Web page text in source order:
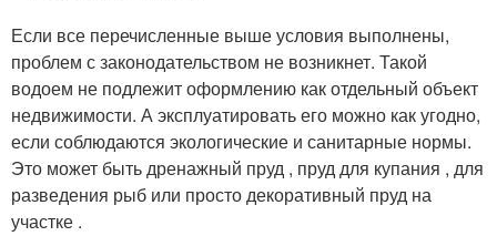
Если все перечисленные выше условия выполнены,
проблем с законодательством не возникнет. Такой
водоем не подлежит оформлению как отдельный объект
недвижимости. А эксплуатировать его можно как угодно,
если соблюдаются экологические и санитарные нормы.
Это может быть дренажный пруд , пруд для купания , для
разведения рыб или просто декоративный пруд на
участке .